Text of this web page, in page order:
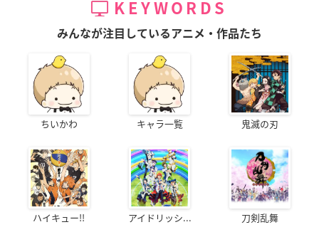
KEYWORDS
みんなが注目しているアニメ・作品たち
ちいかわ キャラ一覧 鬼滅の刃
ハイキュー!! アイドリッシ... 刀剣乱舞